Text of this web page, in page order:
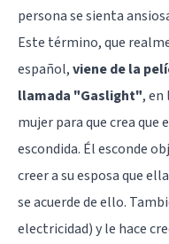
persona se sienta
Este término, que
español,viene de la
llamada "Gaslight", en
mujer para que crea que
escondida. Él esconde
creer a su esposa que
se acuerde de ello.
electricidad) y le hace